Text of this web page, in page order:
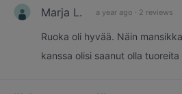
Marja L. a year ago · 2 reviews
Ruoka oli hyvää. Näin
kanssa olisi saanut olla